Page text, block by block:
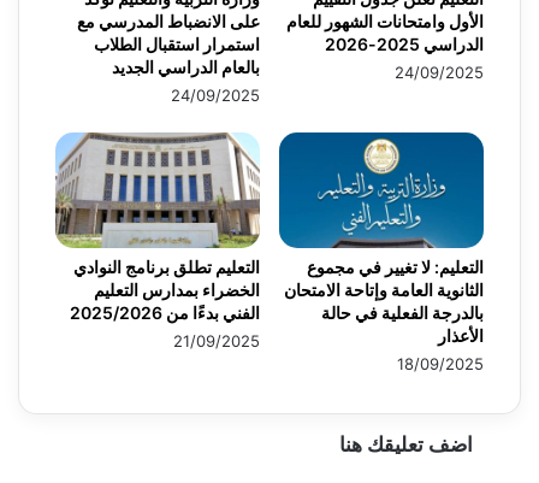
على الانضباط المدرسي مع
استمرار استقبال الطلاب
بالعام الدراسي الجديد
24/09/2025
الأول وامتحانات الشهور للعام
الدراسي 2025-2026
24/09/2025
التعليم تطلق برنامج النوادي
الخضراء بمدارس التعليم
الفني بدءًا من 2025/2026
21/09/2025
التعليم: لا تغيير في مجموع
الثانوية العامة وإتاحة الامتحان
بالدرجة الفعلية في حالة
الأعذار
18/09/2025
اضف تعليقك هنا